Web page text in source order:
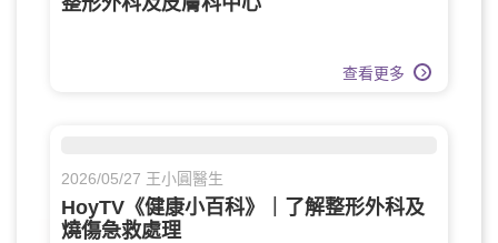
查看更多
2026/05/27 王小圓醫生
HoyTV《健康小百科》｜了解整形外科及
燒傷急救處理